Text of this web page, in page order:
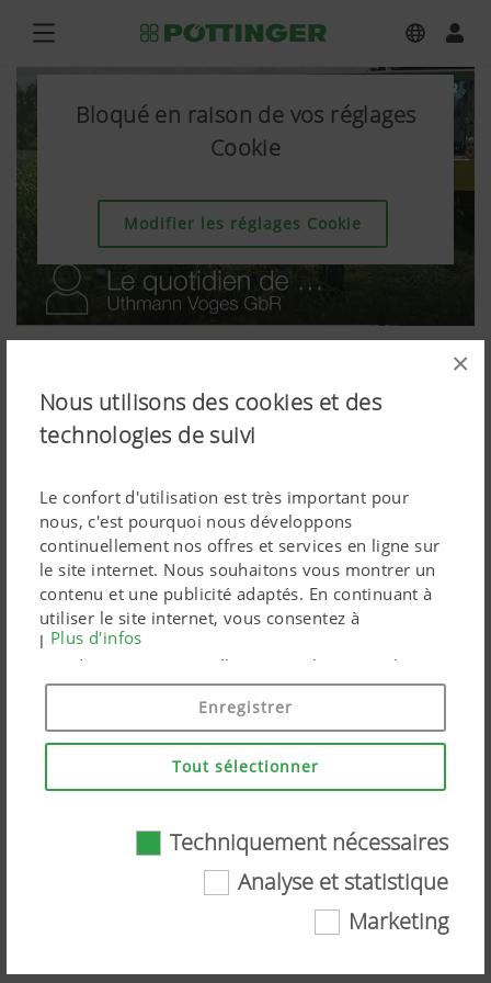
×
Nous utilisons des cookies et des
technologies de suivi
Le confort d'utilisation est très important pour
nous, c'est pourquoi nous développons
continuellement nos offres et services en ligne sur
le site internet. Nous souhaitons vous montrer un
contenu et une publicité adaptés. En continuant à
utiliser le site internet, vous consentez à
l'utilisation de cookies techniquement nécessaires.
Vos données personnelles sont utilisées par les
produits marketing Google uniquement si vous
donnez votre consentement en cliquant sur « tout
accepter ». Vous pouvez également effectuer un
paramétrage personnalisé à l'aide des cases à
cocher proposées.
Techniquement nécessaires
Plus d'infos
Enregistrer
Tout sélectionner
Techniquement nécessaires
Analyse et statistique
Marketing
Bloqué en raison de vos réglages
Cookie
Modifier les réglages Cookie
Parole d'utilisateur – ETA UTHMANN
VOGES (Allemagne) – Système de
détection du gibier SENSOSAFE